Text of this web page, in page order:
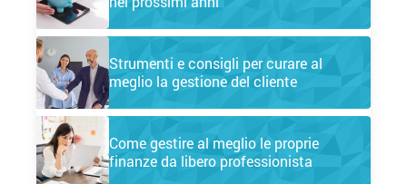
Strumenti e consigli per curare al
meglio la gestione del cliente
Come gestire al meglio le proprie
finanze da libero professionista